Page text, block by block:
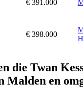
€ 391.000
€ 398.000
die Twan
Malden en